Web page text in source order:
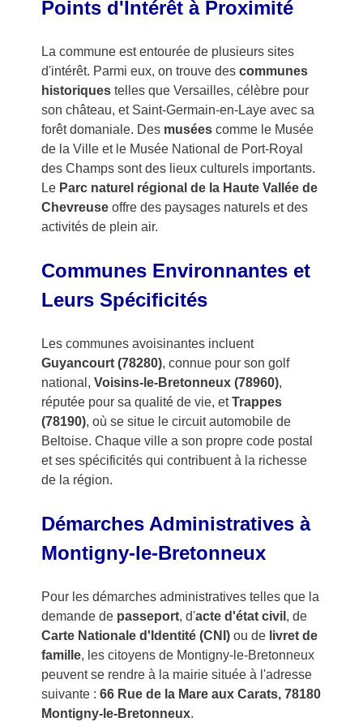
Points d'Intérêt à Proximité
La commune est entourée de plusieurs sites
d'intérêt. Parmi eux, on trouve des communes
historiquestelles que Versailles, célèbre pour
son château, et Saint-Germain-en-Laye avec sa
forêt domaniale. Des muséescomme le Musée
de la Ville et le Musée National de Port-Royal
des Champs sont des lieux culturels importants.
Le Parc naturel régional de la Haute Vallée de
Chevreuseoffre des paysages naturels et des
activités de plein air.
Communes Environnantes et
Leurs Spécificités
Les communes avoisinantes incluent
Guyancourt (78280), connue pour son golf
national, Voisins-le-Bretonneux (78960),
réputée pour sa qualité de vie, etTrappes
(78190), où se situe le circuit automobile de
Beltoise. Chaque ville a son propre code postal
et ses spécificités qui contribuent à la richesse
de la région.
Démarches Administratives à
Montigny-le-Bretonneux
Pour les démarches administratives telles que la
demande de passeport, d'acte d'état civil , de
Carte Nationale d'Identité (CNI)ou de livret de
famille, les citoyens de Montigny-le-Bretonneux
peuvent se rendre à la mairie située à l'adresse
suivante : 66 Rue de la Mare aux Carats, 78180
Montigny-le-Bretonneux.